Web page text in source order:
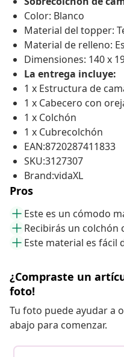
Color: Blanco
Material del topper:
Material de relleno:
Dimensiones: 140 x
La entrega incluye:
1 x Estructura de
1 x Cabecero con
1 x Colchón
1 x Cubrecolchón
EAN:8720287411833
SKU:3127307
Brand:vidaXL
Pros
Este es un cómodo
Recibirás un colchón
Este material es fácil
¿Compraste un
foto!
Tu foto puede ayudar a
abajo para comenzar.